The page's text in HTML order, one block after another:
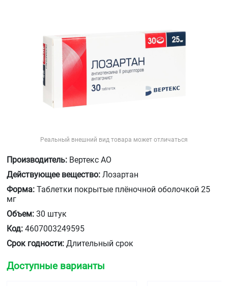
Реальный внешний вид товара может отличаться
Производитель: Вертекс АО
Действующее вещество: Лозартан
Форма: Таблетки покрытые плёночной оболочкой 25
мг
Объем: 30 штук
Код: 4607003249595
Срок годности: Длительный срок
Доступные варианты